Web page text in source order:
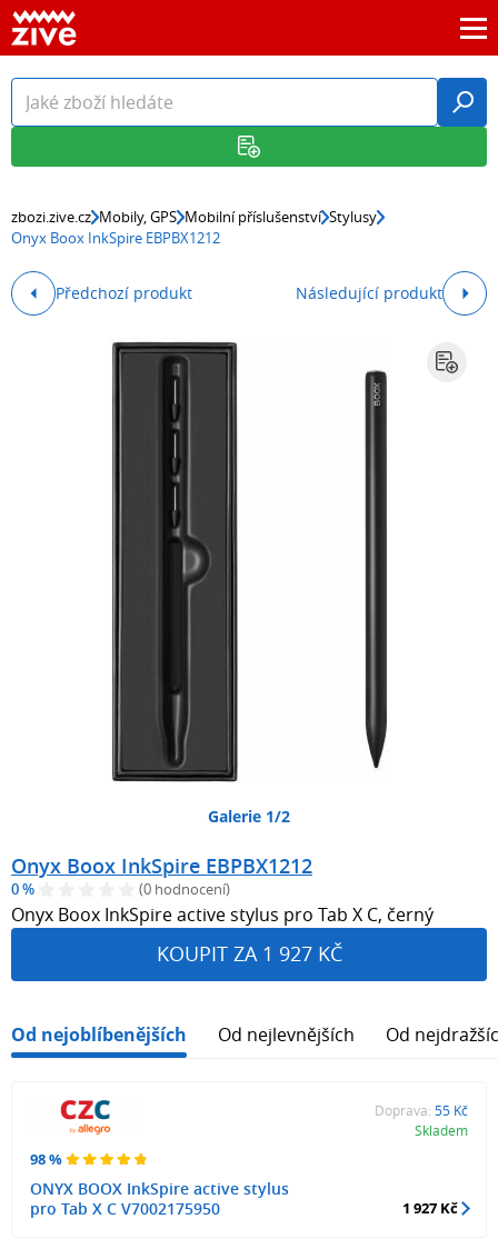
zbozi.zive.cz Mobily, GPS Mobilní příslušenství Stylusy
Onyx Boox InkSpire EBPBX1212
Předchozí produkt Následující produkt
Galerie 1/2
Onyx Boox InkSpire EBPBX1212
0 % (0 hodnocení)
Onyx Boox InkSpire active stylus pro Tab X C, černý
KOUPIT ZA 1 927 KČ
Od nejoblíbenějších Od nejlevnějších Od
98 %
ONYX BOOX InkSpire active stylus
pro Tab X C V7002175950
Doprava: 55 Kč
Skladem
1 927 Kč